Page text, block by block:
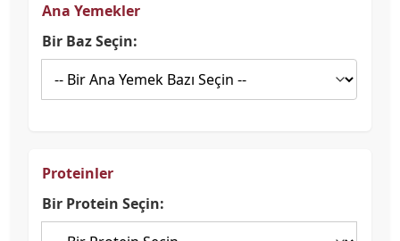
Ana Yemekler
Bir Baz Seçin:
Proteinler
Bir Protein Seçin: